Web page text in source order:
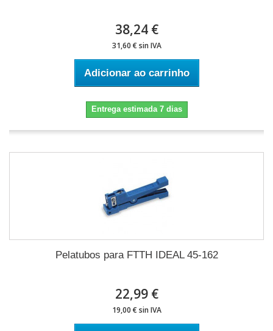
38,24 €
31,60 € sin IVA
Adicionar ao carrinho
Entrega estimada 7 dias
Pelatubos para FTTH IDEAL 45-162
22,99 €
19,00 € sin IVA